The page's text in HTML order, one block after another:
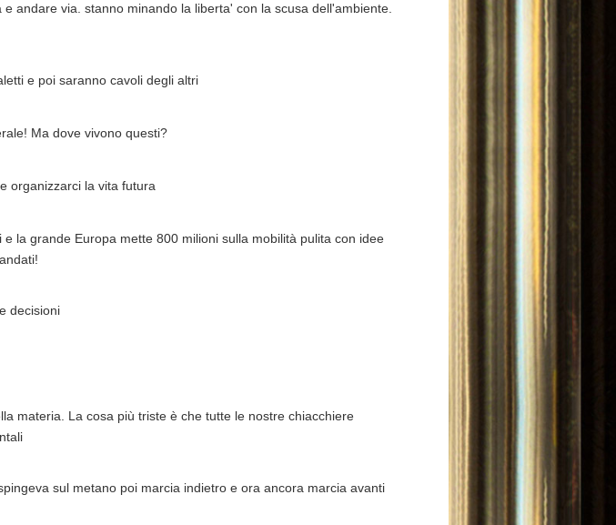
andare via. stanno minando la liberta' con la scusa dell'ambiente.
e poi saranno cavoli degli altri
Ma dove vivono questi?
organizzarci la vita futura
la grande Europa mette 800 milioni sulla mobilità pulita con idee
decisioni
materia. La cosa più triste è che tutte le nostre chiacchiere
sul metano poi marcia indietro e ora ancora marcia avanti